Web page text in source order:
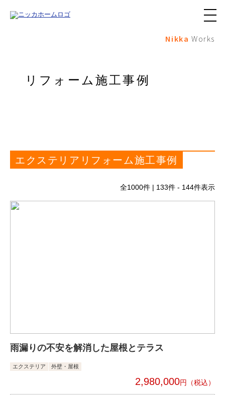
メ
ュ
Nikka Works
リフォーム施工事例
エクステリアリフォーム施工事例
全1000件 | 133件 - 144件表示
雨漏りの不安を解消した屋根とテラス
エクステリア 外壁・屋根
2,980,000円